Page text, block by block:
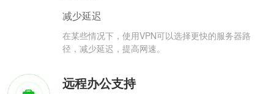
减少延迟
在某些情况下，使用VPN可以选择更快的服务器路
径，减少延迟，提高网速。
远程办公支持